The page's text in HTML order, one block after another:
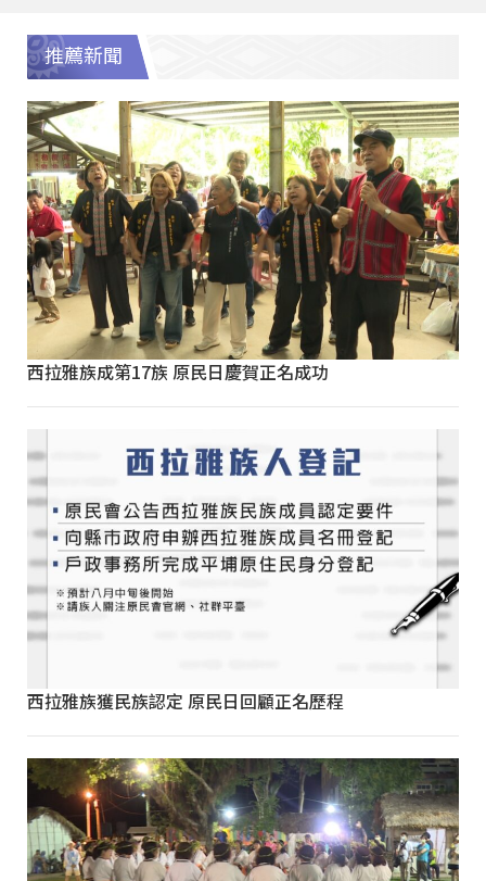
推薦新聞
西拉雅族成第17族 原民日慶賀正名成功
西拉雅族獲民族認定 原民日回顧正名歷程